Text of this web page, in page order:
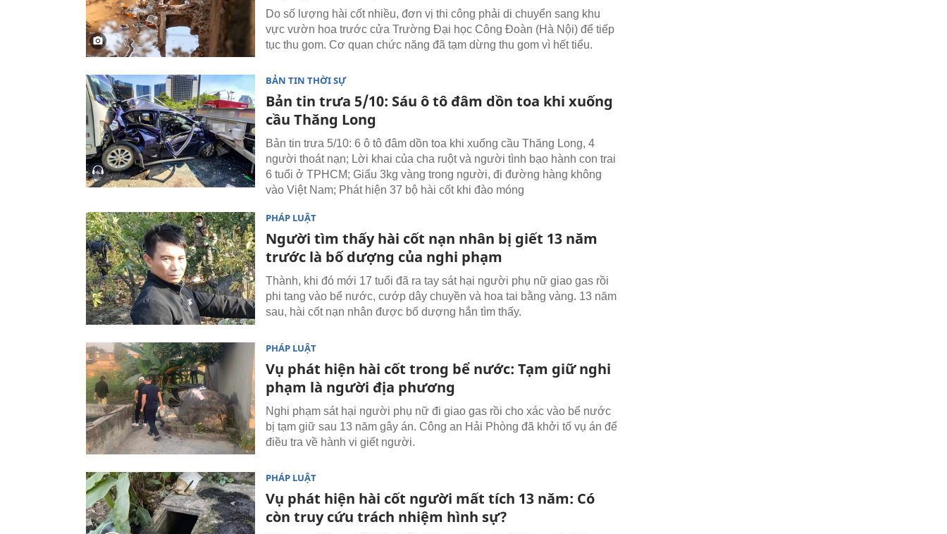
Do số lượng hài cốt nhiều, đơn vị thi công phải di chuyển sang khu
vực vườn hoa trước cửa Trường Đại học Công Đoàn (Hà Nội) để tiếp
tục thu gom. Cơ quan chức năng đã tạm dừng thu gom vì hết tiểu.
BẢN TIN THỜI SỰ
Bản tin trưa 5/10: Sáu ô tô đâm dồn toa khi xuống
cầu Thăng Long
Bản tin trưa 5/10: 6 ô tô đâm dồn toa khi xuống cầu Thăng Long, 4
người thoát nạn; Lời khai của cha ruột và người tình bạo hành con trai
6 tuổi ở TPHCM; Giấu 3kg vàng trong người, đi đường hàng không
vào Việt Nam; Phát hiện 37 bộ hài cốt khi đào móng
PHÁP LUẬT
Người tìm thấy hài cốt nạn nhân bị giết 13 năm
trước là bố dượng của nghi phạm
Thành, khi đó mới 17 tuổi đã ra tay sát hại người phụ nữ giao gas rồi
phi tang vào bể nước, cướp dây chuyền và hoa tai bằng vàng. 13 năm
sau, hài cốt nạn nhân được bố dượng hắn tìm thấy.
PHÁP LUẬT
Vụ phát hiện hài cốt trong bể nước: Tạm giữ nghi
phạm là người địa phương
Nghi phạm sát hại người phụ nữ đi giao gas rồi cho xác vào bể nước
bị tạm giữ sau 13 năm gây án. Công an Hải Phòng đã khởi tố vụ án để
điều tra về hành vi giết người.
PHÁP LUẬT
Vụ phát hiện hài cốt người mất tích 13 năm: Có
còn truy cứu trách nhiệm hình sự?